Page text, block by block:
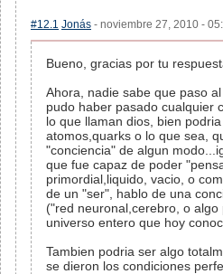
#12.1 Jonás - noviembre 27, 2010 -
Bueno, gracias por tu
Ahora, nadie sabe que paso
pudo haber pasado cualquier
lo que llaman dios, bien
atomos,quarks o lo que sea,
"conciencia" de algun
que fue capaz de poder
primordial,liquido, vacio, o
de un "ser", hablo de una
("red neuronal,cerebro, o
universo entero que hoy
Tambien podria ser algo
se dieron los condiciones